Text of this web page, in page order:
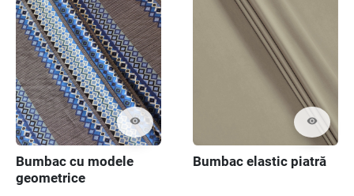
visibility
Bumbac cu modele
geometrice
visibility
Bumbac elastic piatră